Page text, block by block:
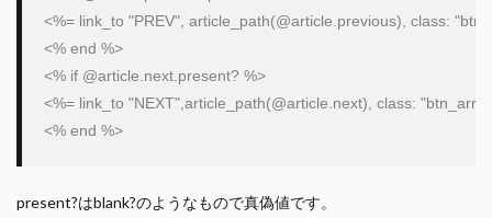
<%= link_to "PREV" , article_path(@article .previous), class: "
<% end %>
<% if @article .next.present? %>
<%= link_to "NEXT" ,article_path(@article .next), class: "
<% end
present?はblank?のようなもので真偽値です。